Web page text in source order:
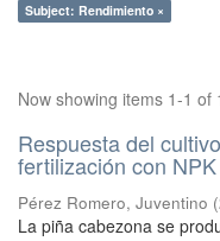
Subject: Rendimiento ×
Now showing items 1-1 of
Respuesta del
fertilización con
Pérez Romero, Juventino (
La piña cabezona se